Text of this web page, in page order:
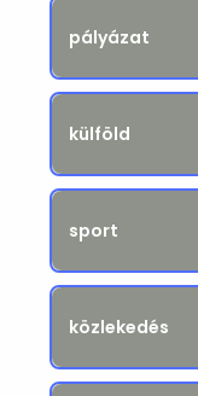
pályázat
külföld
sport
közlekedés